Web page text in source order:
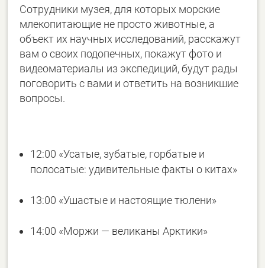
Сотрудники музея, для которых морские
млекопитающие не просто животные, а
объект их научных исследований, расскажут
вам о своих подопечных, покажут фото и
видеоматериалы из экспедиций, будут рады
поговорить с вами и ответить на возникшие
вопросы.
12:00 «Усатые, зубатые, горбатые и
полосатые: удивительные факты о китах»
13:00 «Ушастые и настоящие тюлени»
14:00 «Моржи — великаны Арктики»